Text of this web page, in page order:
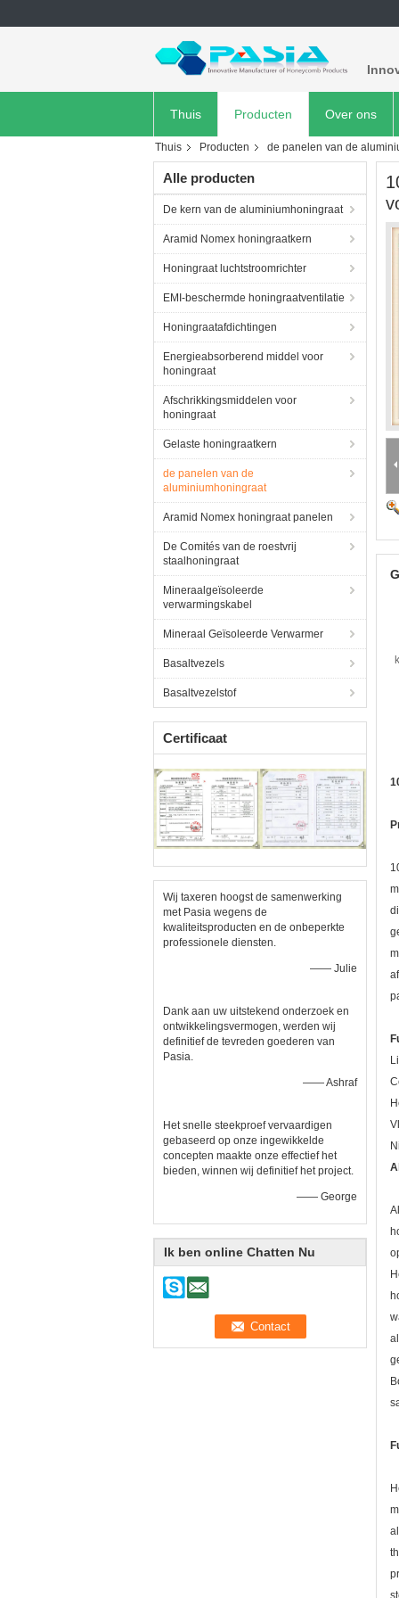
Thuis Producten Over ons
Thuis Producten de panelen van de
Alle producten
De kern van de aluminiumhoningraat
Aramid Nomex honingraatkern
Honingraat luchtstroomrichter
EMI-beschermde honingraatventilatie
Honingraatafdichtingen
Energieabsorberend middel voor
honingraat
Afschrikkingsmiddelen voor
honingraat
Gelaste honingraatkern
de panelen van de
aluminiumhoningraat
Aramid Nomex honingraat panelen
De Comités van de roestvrij
staalhoningraat
Mineraalgeïsoleerde
verwarmingskabel
Mineraal Geïsoleerde Verwarmer
Basaltvezels
Basaltvezelstof
Certificaat
Wij taxeren hoogst de samenwerking
met Pasia wegens de
kwaliteitsproducten en de onbeperkte
professionele diensten.
—— Julie
Dank aan uw uitstekend onderzoek en
ontwikkelingsvermogen, werden wij
definitief de tevreden goederen van
Pasia.
—— Ashraf
Het snelle steekproef vervaardigen
gebaseerd op onze ingewikkelde
concepten maakte onze effectief het
bieden, winnen wij definitief het project.
—— George
Ik ben online Chatten Nu